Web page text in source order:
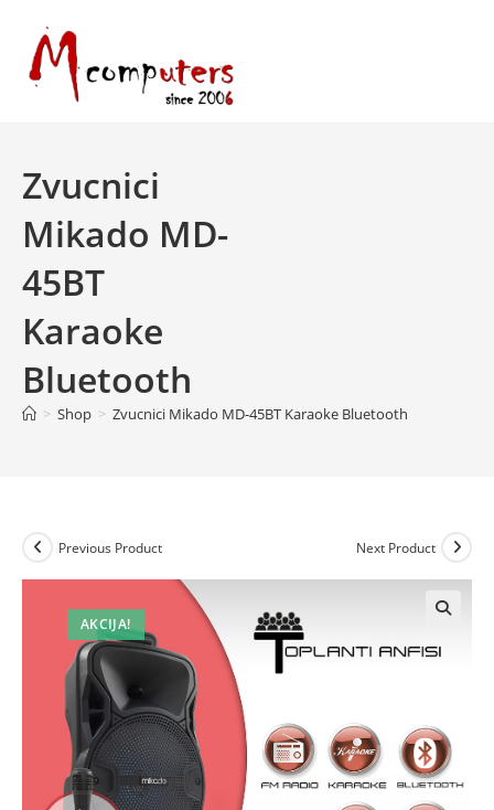
content
Zvucnici
Mikado MD-
45BT
Karaoke
Bluetooth
> Shop > Zvucnici Mikado MD-45BT Karaoke Bluetooth
AKCIJA!
Previous Product Next Product